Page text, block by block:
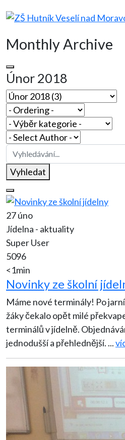
Monthly Archive
Únor 2018
Vyhledat
27 úno
Jídelna - aktuality
Super User
5096
<1min
Novinky ze školní
Máme nové terminály! Po jarních prázdninách na naše
žáky čekalo opět milé
terminálů v jídelně.
jednodušší a přehlednější. ...